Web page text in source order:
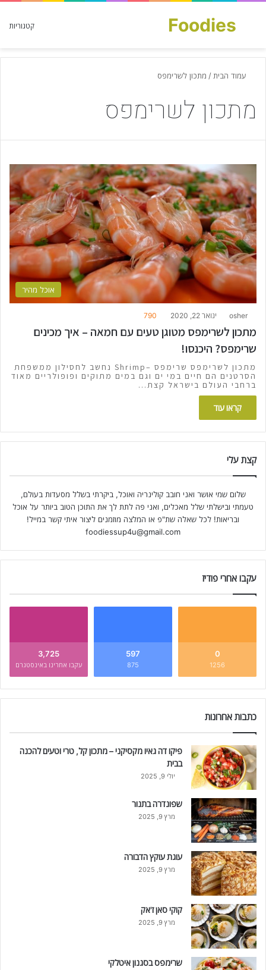
קטגוריות Foodies
חפש עבור
עמוד הבית / מתכון לשרימפס
מתכון לשרימפס
אוכל מהיר
osher ינואר 22, 2020 790
מתכון לשרימפס מטוגן טעים עם חמאה – איך מכינים
שרימפס? היכנסו!
מתכון לשרימפס שרימפס –Shrimp נחשב לחסילון ממשפחת
הסרטנים הם חיים במי ים וגם במים מתוקים ופופולריים מאוד
ברחבי העולם בישראל קצת…
קראו עוד
קצת עלי
שלום שמי אושר ואני חובב קולינריה ואוכל, ביקרתי בשלל מסעדות בעולם,
טעמתי ובישלתי שלל מאכלים, ואני פה לתת לך את התוכן הטוב ביותר על אוכל
ובריאות! לכל שאלה שת"פ או המלצה מוזמנים ליצור איתי קשר במייל!
foodiessup4u@gmail.com
עקבו אחרי פודיז
0
1256
597
875
3,725
עקבו אחרינו באינסטגרם
כתבות אחרונות
פיקו דה גאיו מקסיקני – מתכון קל, טרי וטעים להכנה
בבית
יולי 9, 2025
שפונדרה בתנור
מרץ 9, 2025
עוגת עוקץ הדבורה
מרץ 9, 2025
קוקי סאן ז'אק
מרץ 9, 2025
שרימפס בסגנון איטלקי